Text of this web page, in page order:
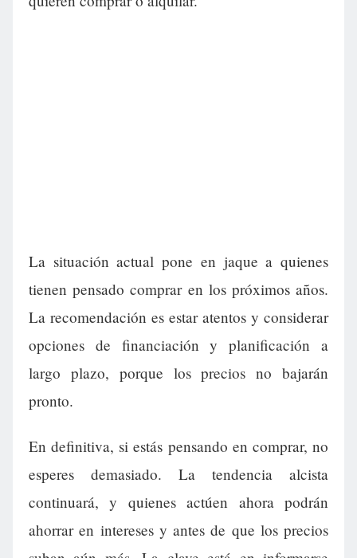
La situación actual pone en jaque a quienes
tienen pensado comprar en los próximos años.
La recomendación es estar atentos y considerar
opciones de financiación y planificación a
largo plazo, porque los precios no bajarán
pronto.
En definitiva, si estás pensando en comprar, no
esperes demasiado. La tendencia alcista
continuará, y quienes actúen ahora podrán
ahorrar en intereses y antes de que los precios